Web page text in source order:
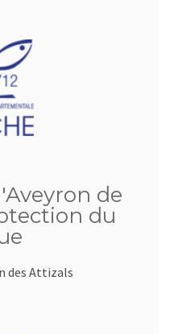
de
du
des Attizals